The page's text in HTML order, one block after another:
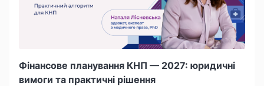
Фінансове планування КНП — 2027: юридичні
вимоги та практичні рішення